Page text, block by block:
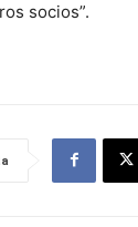
socios”.